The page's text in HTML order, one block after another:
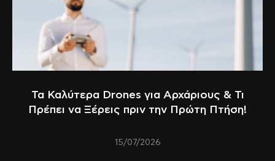
Τα Καλύτερα Drones για Αρχάριους & Τι
Πρέπει να Ξέρεις πριν την Πρώτη Πτήση!
15/07/2026